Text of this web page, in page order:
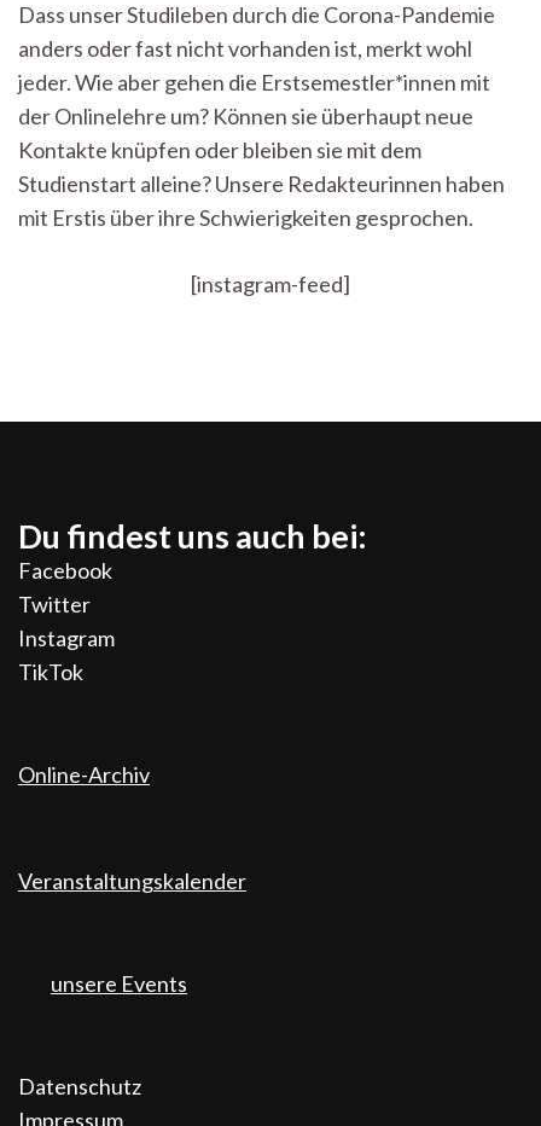
Pandemiezeiten
–
Wie
schwierig
ist
der
Dass unser Studileben durch die Corona-Pandemie
anders oder fast nicht vorhanden ist, merkt wohl
jeder. Wie aber gehen die Erstsemestler*innen mit
der Onlinelehre um? Können sie überhaupt neue
Kontakte knüpfen oder bleiben sie mit dem
Studienstart alleine? Unsere Redakteurinnen haben
mit Erstis über ihre Schwierigkeiten gesprochen.
[instagram-feed]
Du findest uns auch bei:
Facebook
Twitter
Instagram
TikTok
Online-Archiv
Veranstaltungskalender
unsere Events
Datenschutz
Impressum